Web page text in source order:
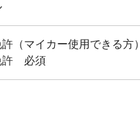
（マイカー使用できる方）
許 必須